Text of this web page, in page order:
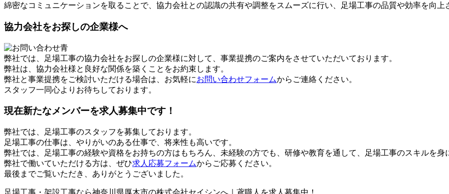
綿密なコミュニケーションを取ることで、協力会社との認識の共有や調整をスムーズに行い、足場工事の品質や効率を向上
協力会社をお探しの企業様へ
弊社では、足場工事の協力会社をお探しの企業様に対して、事業提携のご案内をさせていただいております。
弊社は、協力会社様と良好な関係を築くことをお約束します。
弊社と事業提携をご検討いただける場合は、お気軽にお問い合わせフォームからご連絡ください。
スタッフ一同心よりお待ちしております。
現在新たなメンバーを求人募集中です！
弊社では、足場工事のスタッフを募集しております。
足場工事の仕事は、やりがいのある仕事で、将来性も高いです。
弊社では、足場工事の経験や資格をお持ちの方はもちろん、未経験の方でも、研修や教育を通して、足場工事のスキルを身
弊社で働いていただける方は、ぜひ求人応募フォームからご応募ください。
最後までご覧いただき、ありがとうございました。
足場工事・架設工事なら神奈川県厚木市の株式会社セイシンへ｜鳶職人を求人募集中！